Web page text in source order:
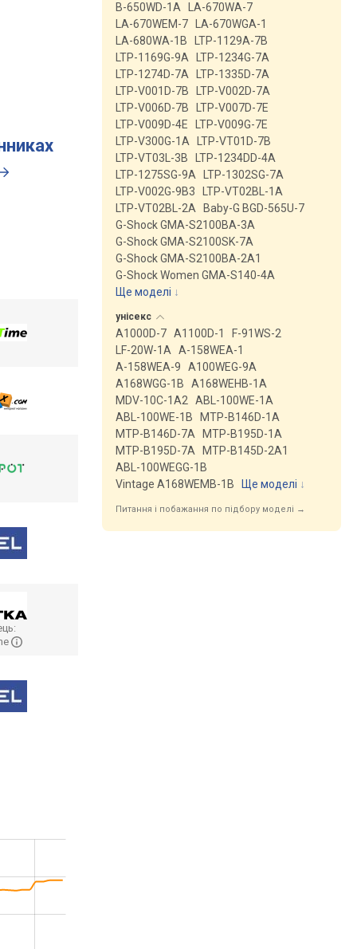
B-650WD-1A
LA-670WA-7
LA-670WEM-7
LA-670WGA-1
LA-680WA-1B
LTP-1129A-7B
LTP-1169G-9A
LTP-1234G-7A
LTP-1274D-7A
LTP-1335D-7A
LTP-V001D-7B
LTP-V002D-7A
LTP-V006D-7B
LTP-V007D-7E
LTP-V009D-4E
LTP-V009G-7E
LTP-V300G-1A
LTP-VT01D-7B
LTP-VT03L-3B
LTP-1234DD-4A
LTP-1275SG-9A
LTP-1302SG-7A
LTP-V002G-9B3
LTP-VT02BL-1A
LTP-VT02BL-2A
Baby-G BGD-565U-7
G-Shock GMA-S2100BA-3A
G-Shock GMA-S2100SK-7A
G-Shock GMA-S2100BA-2A1
G-Shock Women GMA-S140-4A
Ще моделі ↓
унісекс
A1000D-7 A1100D-1
F-91WS-2
LF-20W-1A
A-158WEA-1
A-158WEA-9
A100WEG-9A
A168WGG-1B
A168WEHB-1A
MDV-10C-1A2
ABL-100WE-1A
ABL-100WE-1B
MTP-B146D-1A
MTP-B146D-7A
MTP-B195D-1A
MTP-B195D-7A
MTP-B145D-2A1
ABL-100WEGG-1B
Vintage A168WEMB-1B
Ще моделі ↓
Питання і побажання по підбору моделі →